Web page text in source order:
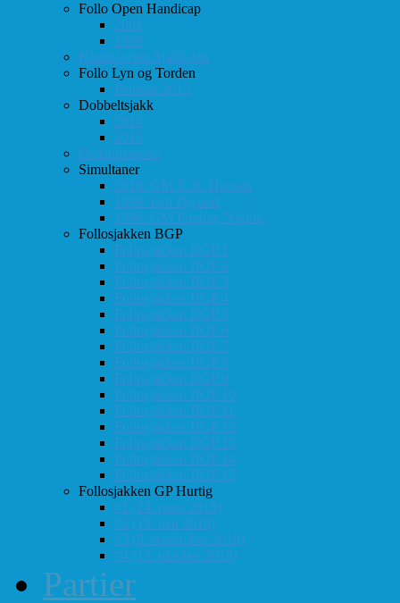
Follo Open Handicap
2001
1999
Klubbavisen Sjakkalen
Follo Lyn og Torden
Februar 2013
Dobbeltsjakk
2014
2015
Østlandsserien
Simultaner
2016: GM T. R. Hansen
1999: Leif Øgaard
1996: GM Predrag Nikolic
Follosjakken BGP
Follosjakken BGP 1
Follosjakken BGP 2
Follosjakken BGP 3
Follosjakken BGP 4
Follosjakken BGP 5
Follosjakken BGP 6
Follosjakken BGP 7
Follosjakken BGP 8
Follosjakken BGP 9
Follosjakken BGP 10
Follosjakken BGP 11
Follosjakken BGP 12
Follosjakken BGP 13
Follosjakken BGP 14
Follosjakken BGP 15
Follosjakken GP Hurtig
#1 (24. mars 2018)
#2 (19. mai 2018)
#3 (8. september 2018)
#4 (13. oktober 2018)
Partier